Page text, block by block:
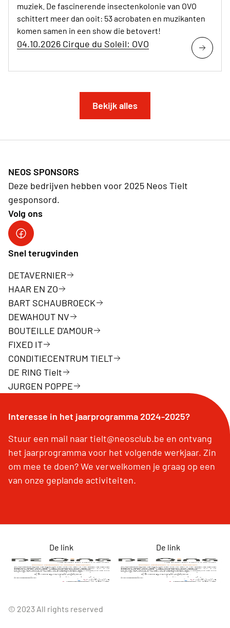
muziek. De fascinerende insectenkolonie van OVO
schittert meer dan ooit: 53 acrobaten en muzikanten
komen samen in een show die betovert!
04.10.2026 Cirque du Soleil: OVO
Bekijk alles
NEOS SPONSORS
Deze bedrijven hebben voor 2025 Neos Tielt
gesponsord.
Volg ons
Facebookpagina Neos Tielt
Snel terugvinden
DETAVERNIER
HAAR EN ZO
BART SCHAUBROECK
DEWAHOUT NV
BOUTEILLE D'AMOUR
FIXED IT
CONDITIECENTRUM TIELT
DE RING Tielt
JURGEN POPPE
Interesse in het jaarprogramma 2024-2025?
Stuur een mail naar tielt@neosclub.be en ontvang
het jaarprogramma voor het volgende werkjaar. Zin
om mee te doen? We verwelkomen je graag op een
van onze geplande activiteiten.
De link De link
© 2023 All rights reserved